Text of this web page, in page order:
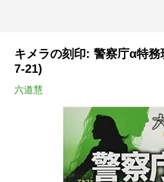
キメラの刻印: 警察庁α特務
7-21)
六道慧